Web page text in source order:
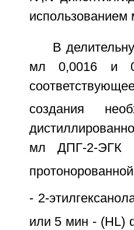
использованием
В
мл 0,0016 и
создания
мл ДПГ-2-ЭГК
- 2-
или 5 мин - (HL)